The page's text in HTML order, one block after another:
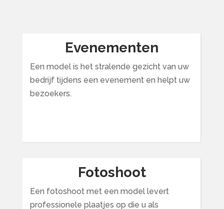
Evenementen
Een model is het stralende gezicht van uw
bedrijf tijdens een evenement en helpt uw
bezoekers.
Fotoshoot
Een fotoshoot met een model levert
professionele plaatjes op die u als